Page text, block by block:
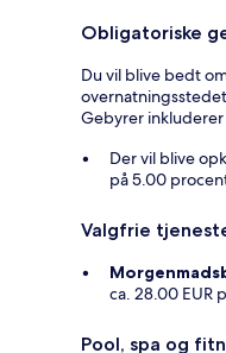
Obligatoriske
Du vil blive bedt
Gebyrer
Der vil blive
på 5.00
Valgfrie
ca. 28.00 EUR
Pool, spa og